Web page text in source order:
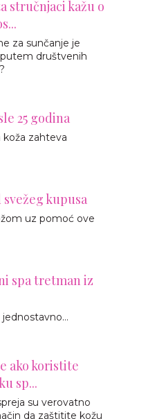
stručnjaci kažu o
za sunčanje je
društvenih
25 godina
koža zahteva
kupusa
uz pomoć ove
spa tretman iz
jednostavno…
ako koristite
sp...
su verovatno
da zaštitite kožu